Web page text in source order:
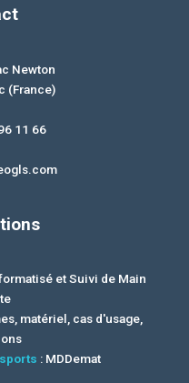
Newton
(France)
11 66
et Suivi de Main
matériel, cas d'usage,
: MDDemat